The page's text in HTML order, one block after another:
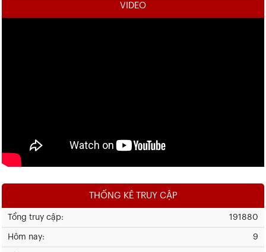
VIDEO
THỐNG KÊ TRUY CẬP
191880
Tổng truy cập:
9
Hôm nay: